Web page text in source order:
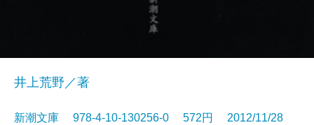
井上荒野／著
新潮文庫 978-4-10-130256-0 572円 2012/11/28